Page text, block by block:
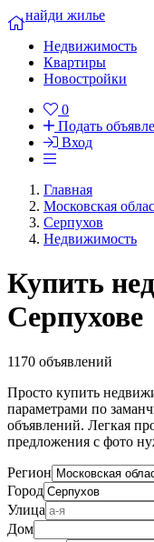
найди жилье
Недвижимость
Квартиры
Новостройки
0
Подать
Вход
Главная
Московская
Серпухов
Недвижимость
Купить
Серпухове
1170 объявлений
Просто купить
параметрами по
объявлений. Легкая
предложения с фото
Регион
Город
Улица
Дом